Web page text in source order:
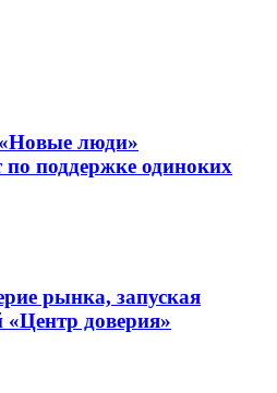
люди»
по поддержке одиноких
рынка, запуская
доверия»